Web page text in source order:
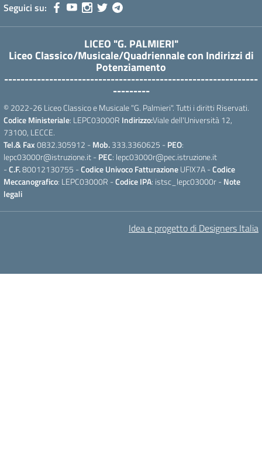
Seguici su:
LICEO "G. PALMIERI"
Liceo Classico/Musicale/Quadriennale con Indirizzi di
Potenziamento
--------------------------------------------------------------
---------
© 2022-26 Liceo Classico e Musicale "G. Palmieri". Tutti i diritti Riservati.
Codice Ministeriale: LEPC03000R Indirizzo:Viale dell'Università 12,
73100, LECCE.
Tel.& Fax0832.305912 - Mob.333.3360625 - PEO:
lepc03000r@istruzione.it - PEC: lepc03000r@pec.istruzione.it
-C.F.80012130755 -Codice Univoco FatturazioneUFIX7A -Codice
Meccanografico: LEPC03000R -Codice IPA: istsc_lepc03000r - Note
legali
Idea e progetto di Designers Italia